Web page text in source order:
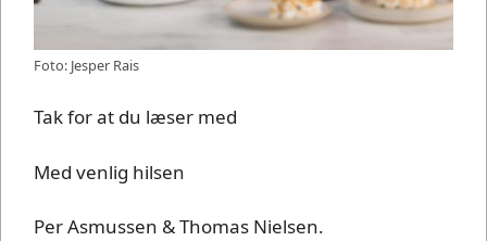
Foto: Jesper Rais
Tak for at du læser med
Med venlig hilsen
Per Asmussen & Thomas Nielsen.